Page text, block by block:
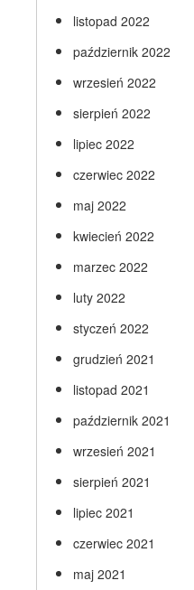
listopad 2022
październik 2022
wrzesień 2022
sierpień 2022
lipiec 2022
czerwiec 2022
maj 2022
kwiecień 2022
marzec 2022
luty 2022
styczeń 2022
grudzień 2021
listopad 2021
październik 2021
wrzesień 2021
sierpień 2021
lipiec 2021
czerwiec 2021
maj 2021